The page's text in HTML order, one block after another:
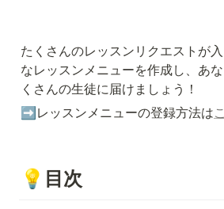
たくさんのレッスンリクエストが
なレッスンメニューを作成し、あ
くさんの生徒に届けましょう！
➡️レッスンメニューの登録方法は
💡 目次